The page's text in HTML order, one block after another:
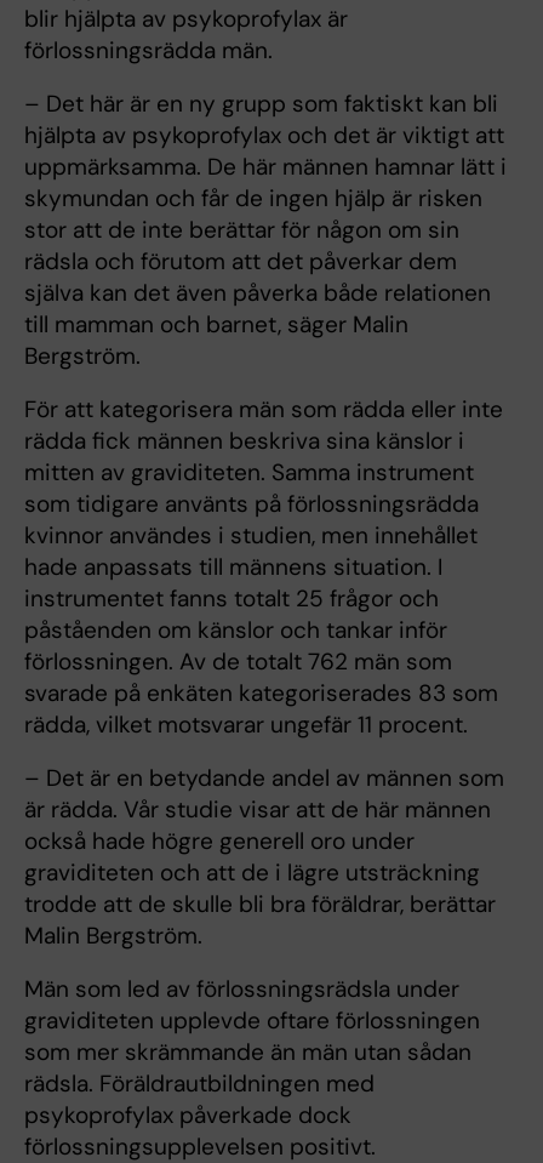
blir hjälpta av psykoprofylax är
förlossningsrädda män.
– Det här är en ny grupp som faktiskt kan bli
hjälpta av psykoprofylax och det är viktigt att
uppmärksamma. De här männen hamnar lätt i
skymundan och får de ingen hjälp är risken
stor att de inte berättar för någon om sin
rädsla och förutom att det påverkar dem
själva kan det även påverka både relationen
till mamman och barnet, säger Malin
Bergström.
För att kategorisera män som rädda eller inte
rädda fick männen beskriva sina känslor i
mitten av graviditeten. Samma instrument
som tidigare använts på förlossningsrädda
kvinnor användes i studien, men innehållet
hade anpassats till männens situation. I
instrumentet fanns totalt 25 frågor och
påståenden om känslor och tankar inför
förlossningen. Av de totalt 762 män som
svarade på enkäten kategoriserades 83 som
rädda, vilket motsvarar ungefär 11 procent.
– Det är en betydande andel av männen som
är rädda. Vår studie visar att de här männen
också hade högre generell oro under
graviditeten och att de i lägre utsträckning
trodde att de skulle bli bra föräldrar, berättar
Malin Bergström.
Män som led av förlossningsrädsla under
graviditeten upplevde oftare förlossningen
som mer skrämmande än män utan sådan
rädsla. Föräldrautbildningen med
psykoprofylax påverkade dock
förlossningsupplevelsen positivt.